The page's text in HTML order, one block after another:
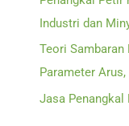
Industri dan
Teori Sambaran
Parameter
Jasa Penangkal